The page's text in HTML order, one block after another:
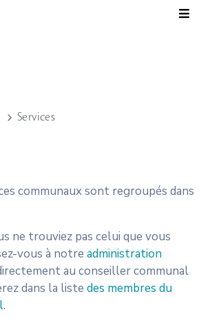
Services
communaux sont regroupés dans
ne trouviez pas celui que vous
vous à notre administration
au conseiller communal
dans la liste des membres du
.